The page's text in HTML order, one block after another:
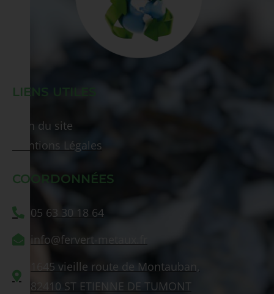
COORDONNÉES
05 63 30 18 64
info@fervert-metaux.fr
1645 vieille route de Montauban,
82410 ST ETIENNE DE TUMONT
LIENS UTILES
Plan du site
Mentions Légales